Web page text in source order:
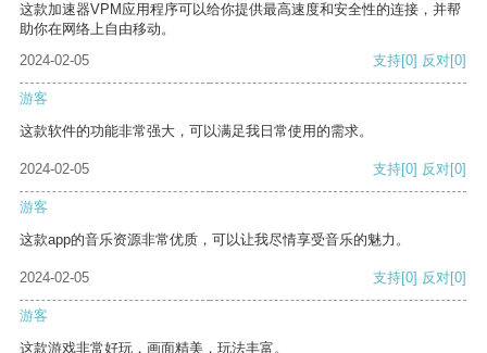
这款加速器VPM应用程序可以给你提供最高速度和安全性的连接，并帮
助你在网络上自由移动。
2024-02-05
支持[0] 反对[0]
游客
这款软件的功能非常强大，可以满足我日常使用的需求。
2024-02-05 支持[0] 反对[0]
游客
这款app的音乐资源非常优质，可以让我尽情享受音乐的魅力。
2024-02-05 支持[0] 反对[0]
游客
这款游戏非常好玩，画面精美，玩法丰富。